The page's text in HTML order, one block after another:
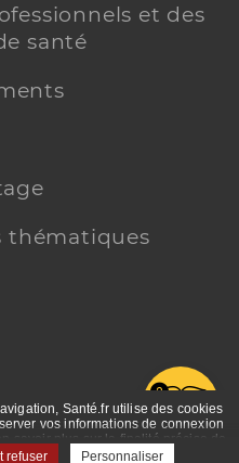
et des
santé
thématiques
Santé.fr utilise des cookies
vos informations de connexion
savoir plus sur la finalité précise de
connaissance de la politique de
refuser Personnaliser